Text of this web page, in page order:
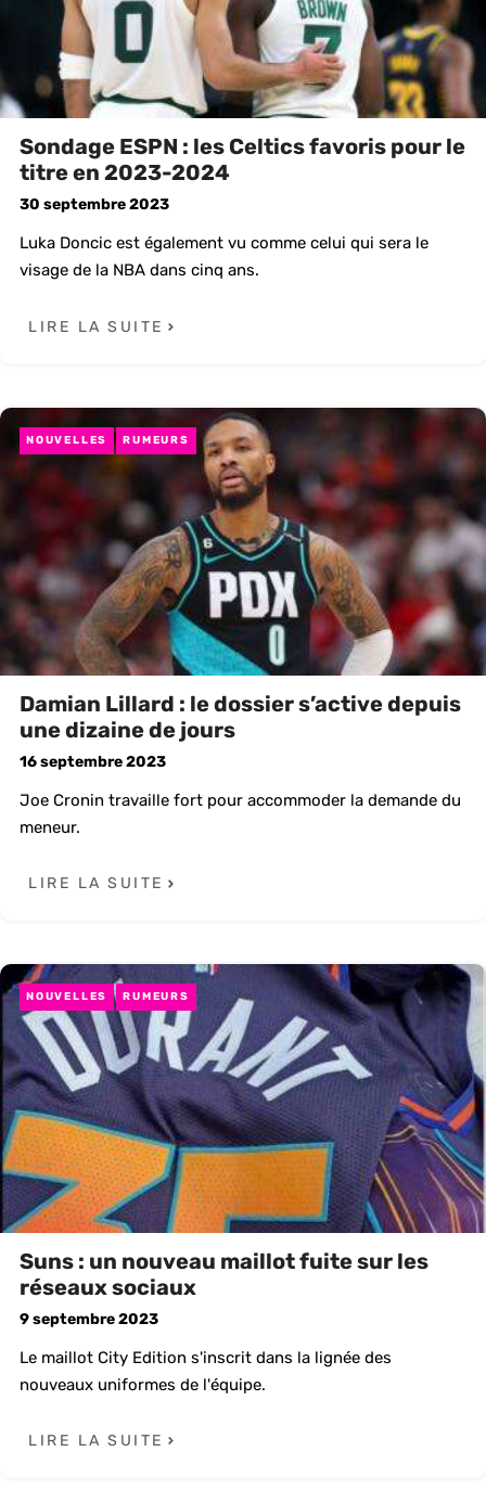
Sondage ESPN : les Celtics favoris pour le
titre en 2023-2024
30 septembre 2023
Luka Doncic est également vu comme celui qui sera le
visage de la NBA dans cinq ans.
LIRE LA SUITE
NOUVELLES RUMEURS
Damian Lillard : le dossier s’active depuis
une dizaine de jours
16 septembre 2023
Joe Cronin travaille fort pour accommoder la demande du
meneur.
LIRE LA SUITE
NOUVELLES RUMEURS
Suns : un nouveau maillot fuite sur les
réseaux sociaux
9 septembre 2023
Le maillot City Edition s'inscrit dans la lignée des
nouveaux uniformes de l'équipe.
LIRE LA SUITE